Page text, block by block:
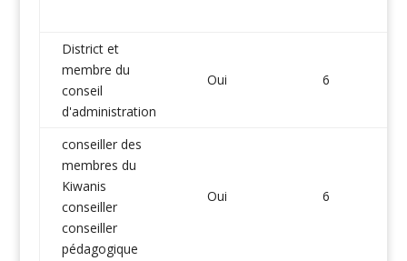
District et
membre du
conseil
d'administration
Oui 6
conseiller des
membres du
Kiwanis
conseiller
conseiller
pédagogique
Oui 6